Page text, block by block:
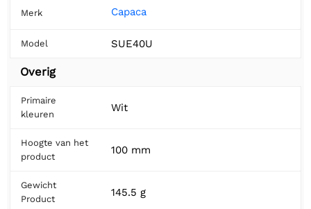
Merk Capaca
Model SUE40U
Overig
Primaire
kleuren
Wit
Hoogte van het
product
100 mm
Gewicht
Product
145.5 g